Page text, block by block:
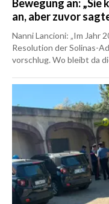
Bewegung an:
an, aber zuvor
Nanni Lancioni: „Im Jahr
Resolution der Solinas-
vorschlug. Wo bleibt da